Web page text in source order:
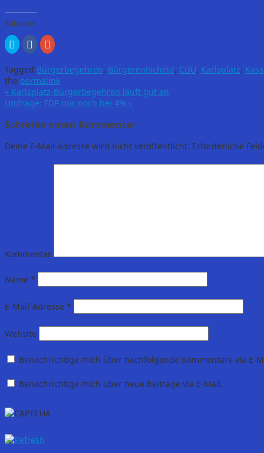
Teilen mit:
Klick,
um
über
zu
teilen
(Wird
in
neuem
Fenster
Klick,
um
zu
teilen
(Wird
in
neuem
Fenster
Zum
Teilen
anklicken
(Wird
in
neuem
Fenster
geöffnet)
Tagged Bürgerbegehren, Bürgerentscheid, CDU, Karlsplatz,
the permalink.
« Karlsplatz-Bürgerbegehren läuft gut an
Umfrage: FDP nur noch bei 4% »
Schreibe einen Kommentar
Deine E-Mail-Adresse wird nicht veröffentlicht. Erforderliche
Kommentar
Name *
E-Mail-Adresse *
Website
Benachrichtige mich über nachfolgende Kommentare via E-
Benachrichtige mich über neue Beiträge via E-Mail.